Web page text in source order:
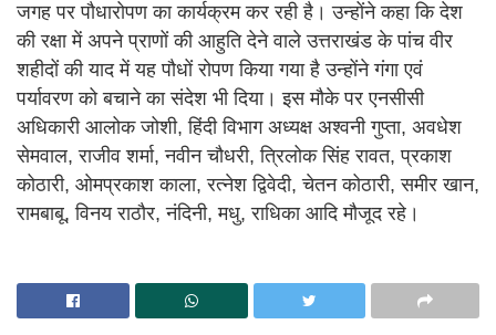
जगह पर पौधारोपण का कार्यक्रम कर रही है। उन्होंने कहा कि देश
की रक्षा में अपने प्राणों की आहुति देने वाले उत्तराखंड के पांच वीर
शहीदों की याद में यह पौधों रोपण किया गया है उन्होंने गंगा एवं
पर्यावरण को बचाने का संदेश भी दिया। इस मौके पर एनसीसी
अधिकारी आलोक जोशी, हिंदी विभाग अध्यक्ष अश्वनी गुप्ता, अवधेश
सेमवाल, राजीव शर्मा, नवीन चौधरी, त्रिलोक सिंह रावत, प्रकाश
कोठारी, ओमप्रकाश काला, रत्नेश द्विवेदी, चेतन कोठारी, समीर खान,
रामबाबू, विनय राठौर, नंदिनी, मधु, राधिका आदि मौजूद रहे।